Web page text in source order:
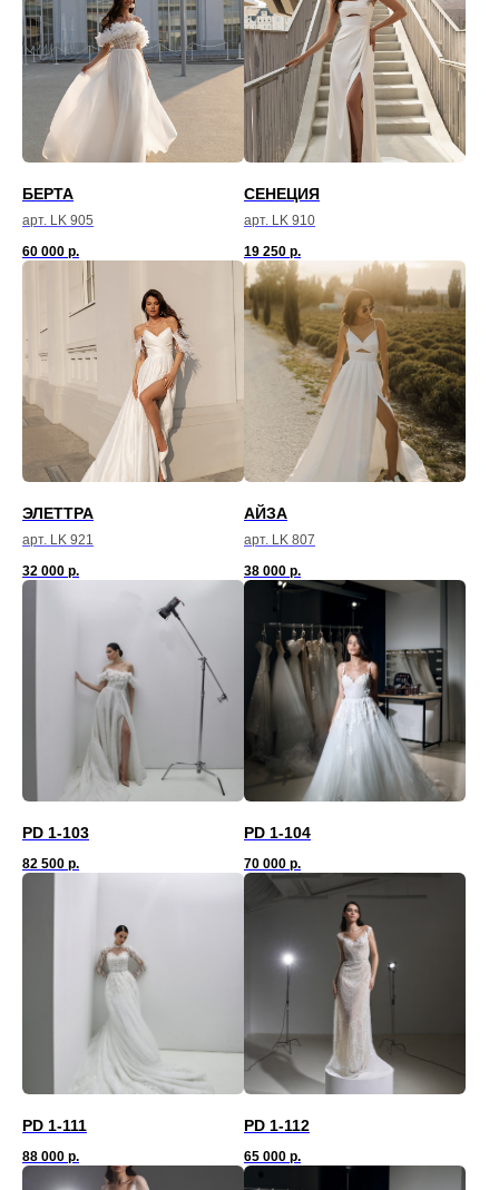
БЕРТА
арт. LK 905
60 000 р.
СЕНЕЦИЯ
арт. LK 910
19 250 р.
ЭЛЕТТРА
арт. LK 921
32 000 р.
АЙЗА
арт. LK 807
38 000 р.
PD 1-103
82 500 р.
PD 1-104
70 000 р.
PD 1-111
88 000 р.
PD 1-112
65 000 р.